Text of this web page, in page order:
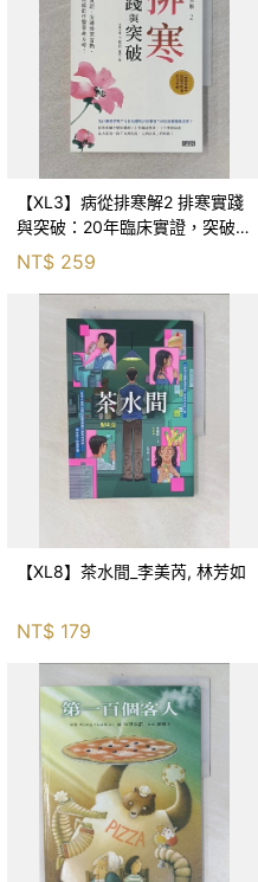
【XL3】病從排寒解2 排寒實踐
與突破：20年臨床實證，突破排
寒盲點，防治疫毒流感的中醫養
命方略！_李璧如
NT$ 259
【XL8】茶水間_李美芮, 林芳如
NT$ 179